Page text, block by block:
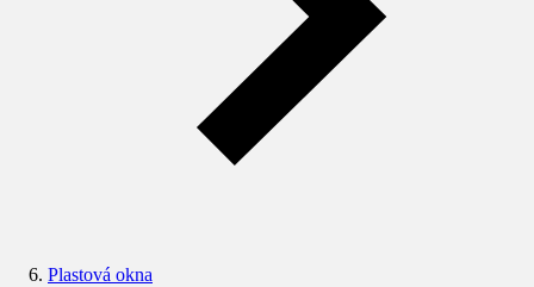
Plastová okna